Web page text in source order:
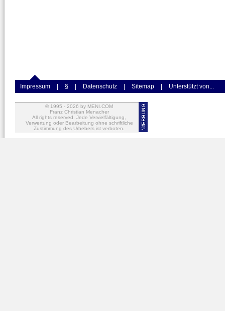
Impressum § Datenschutz Sitemap Unterstützt von...
© 1995 - 2026 by MENI.COM
Franz Christian Menacher
All rights reserved. Jede Vervielfältigung,
Verwertung oder Bearbeitung ohne schriftliche
Zustimmung des Urhebers ist verboten.